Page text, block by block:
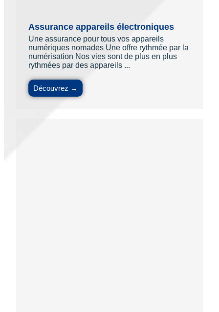
Assurance appareils électroniques
Une assurance pour tous vos appareils
numériques nomades Une offre rythmée par la
numérisation Nos vies sont de plus en plus
rythmées par des appareils ...
Découvrez →